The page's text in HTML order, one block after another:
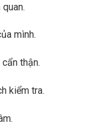
mình.
thận.
kiểm tra.